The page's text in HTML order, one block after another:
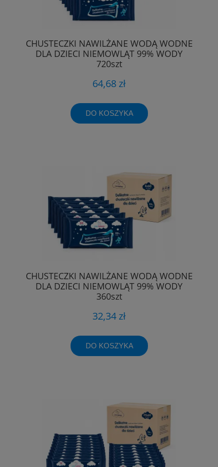
CHUSTECZKI NAWILŻANE WODĄ WODNE
DLA DZIECI NIEMOWLĄT 99% WODY
720szt
64,68 zł
DO KOSZYKA
CHUSTECZKI NAWILŻANE WODĄ WODNE
DLA DZIECI NIEMOWLĄT 99% WODY
360szt
32,34 zł
DO KOSZYKA